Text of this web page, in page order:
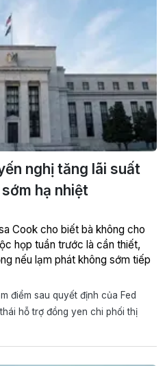
nghị tăng lãi suất
hạ nhiệt
Cook cho biết bà không cho
họp tuần trước là cần thiết,
nếu lạm phát không sớm tiếp
điểm sau quyết định của Fed
hỗ trợ đồng yen chi phối thị